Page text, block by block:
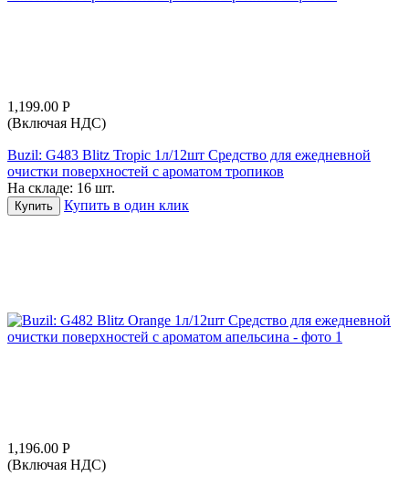
1,199.00 Р
(Включая НДС)
Buzil: G483 Blitz Tropic 1л/12шт Средство для ежедневной
очистки поверхностей с ароматом тропиков
На складе: 16 шт.
Купить Купить в один клик
1,196.00 Р
(Включая НДС)